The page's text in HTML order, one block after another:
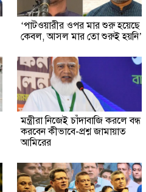
‘পাটওয়ারীর ওপর মার শুরু হয়েছে
কেবল, আসল মার তো শুরুই হয়নি’
মন্ত্রীরা নিজেই চাঁদাবাজি করলে বন্ধ
করবেন কীভাবে-প্রশ্ন জামায়াত
আমিরের